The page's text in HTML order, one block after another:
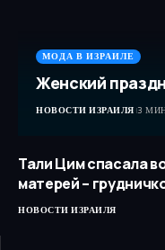
МОДА В ИЗРАИЛЕ
Женский
НОВОСТИ ИЗРАИЛЯ 3
Тали Цим спасала
матерей –
НОВОСТИ ИЗРАИЛЯ